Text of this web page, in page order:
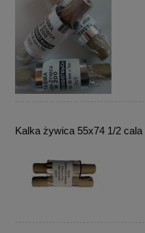
Kalka żywica 55x74 1/2